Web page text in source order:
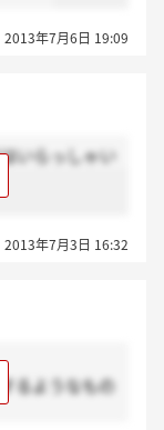
2013年7月6日 19:09
いらっしゃい
2013年7月3日 16:32
るようなもの